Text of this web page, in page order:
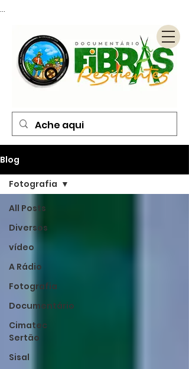
Blog
All Posts
Diversos
vídeo
A Rádio
Fotografia
Documentário
Cimatec
Sertão
Sisal
Fotografia